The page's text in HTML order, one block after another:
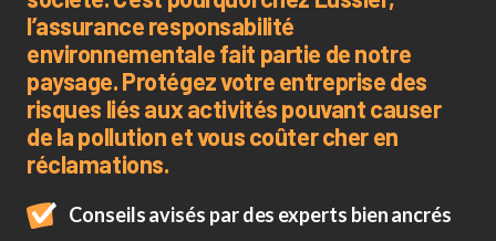
l’assurance responsabilité
environnementale fait partie de notre
paysage. Protégez votre entreprise des
risques liés aux activités pouvant causer
de la pollution et vous coûter cher en
réclamations.
Conseils avisés par des experts bien ancrés